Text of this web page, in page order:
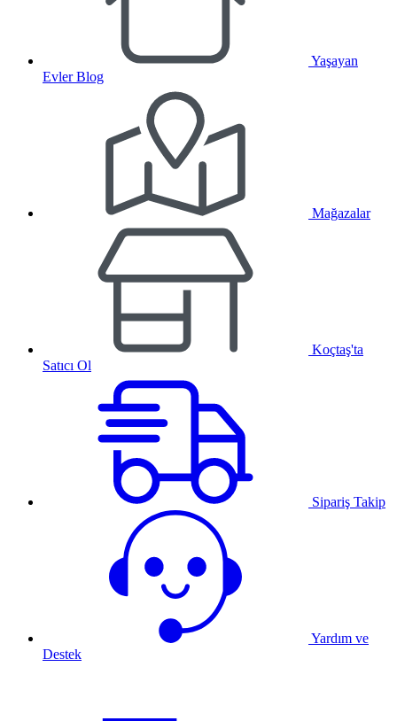
Yaşayan
Evler Blog
Mağazalar
Koçtaş'ta
Satıcı Ol
Sipariş Takip
Yardım ve
Destek